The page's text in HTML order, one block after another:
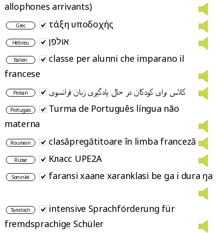
allophones arrivants)
Grec τάξη υποδοχής
Hébreu אולפן
Italien
classe per alunni che imparano il
francese
Persan کلاس برای کودکان در حال یادگیری زبان فرانسوی
Portugais
Turma de Português língua não
materna
Roumain clasăpregătitoare în limba franceză
Russe Класс UPE2A
Soninké faransi xaane xaranklasi be ga i dura ŋa
Tamilisch
intensive Sprachförderung für
fremdsprachige Schüler